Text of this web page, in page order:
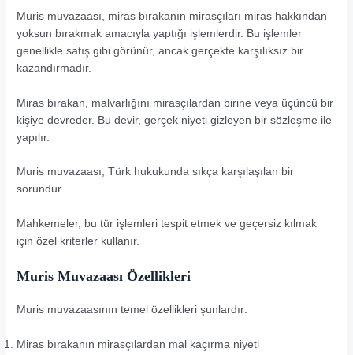
Muris muvazaası, miras bırakanın mirasçıları miras hakkından
yoksun bırakmak amacıyla yaptığı işlemlerdir. Bu işlemler
genellikle satış gibi görünür, ancak gerçekte karşılıksız bir
kazandırmadır.
Miras bırakan, malvarlığını mirasçılardan birine veya üçüncü bir
kişiye devreder. Bu devir, gerçek niyeti gizleyen bir sözleşme ile
yapılır.
Muris muvazaası, Türk hukukunda sıkça karşılaşılan bir
sorundur.
Mahkemeler, bu tür işlemleri tespit etmek ve geçersiz kılmak
için özel kriterler kullanır.
Muris Muvazaası Özellikleri
Muris muvazaasının temel özellikleri şunlardır:
Miras bırakanın mirasçılardan mal kaçırma niyeti